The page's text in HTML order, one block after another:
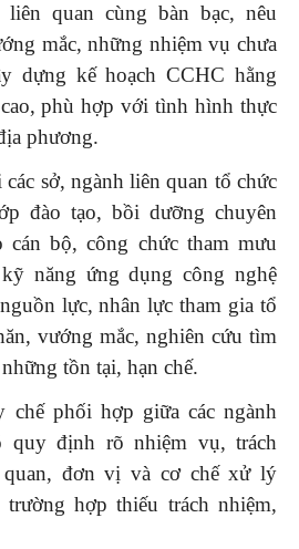
liên quan cùng bàn bạc, nêu
mắc, những nhiệm vụ chưa
dựng kế hoạch CCHC hằng
phù hợp với tình hình thực
phương.
sở, ngành liên quan tổ chức
đào tạo, bồi dưỡng chuyên
bộ, công chức tham mưu
năng ứng dụng công nghệ
lực, nhân lực tham gia tổ
vướng mắc, nghiên cứu tìm
tồn tại, hạn chế.
chế phối hợp giữa các ngành
quy định rõ nhiệm vụ, trách
quan, đơn vị và cơ chế xử lý
hợp thiếu trách nhiệm,